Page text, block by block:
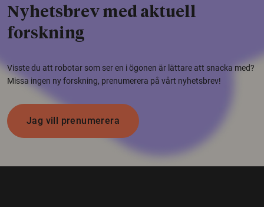
Nyhetsbrev med aktuell
forskning
Visste du att robotar som ser en i ögonen är lättare att snacka med?
Missa ingen ny forskning, prenumerera på vårt nyhetsbrev!
Jag vill prenumerera